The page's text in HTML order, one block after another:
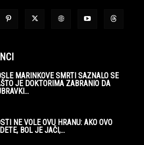
MARINKOVE SMRTI SAZNALO SE
JE DOKTORIMA ZABRANIO DA
NE VOLE OVU HRANU: AKO OVO
BOL JE JAČI,...